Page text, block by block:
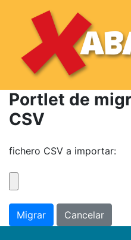
Skip to Main Content
Importación
Portlet de
CSV
fichero CSV a importar:
Migrar Cancelar